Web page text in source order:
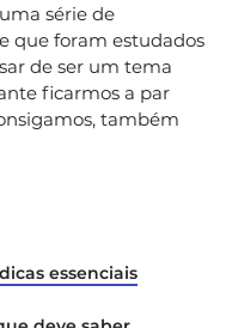
série de
que foram estudados
de ser um tema
ficarmos a par
também
essenciais